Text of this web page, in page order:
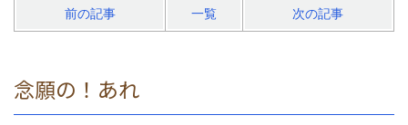
前の記事 一覧 次の記事
念願の！あれ